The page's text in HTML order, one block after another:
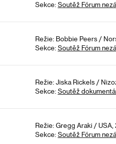
Sekce: Soutěž Fórum
Režie: Bobbie Peers /
Sekce: Soutěž Fórum
Režie: Jiska Rickels /
Sekce: Soutěž
Režie: Gregg Araki /
Sekce: Soutěž Fórum